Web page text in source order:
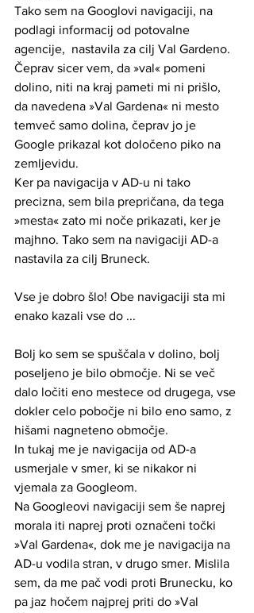
Tako sem na Googlovi navigaciji, na
podlagi informacij od potovalne
agencije,  nastavila za cilj Val Gardeno.
Čeprav sicer vem, da »val« pomeni
dolino, niti na kraj pameti mi ni prišlo,
da navedena »Val Gardena« ni mesto
temveč samo dolina, čeprav jo je
Google prikazal kot določeno piko na
zemljevidu.
Ker pa navigacija v AD-u ni tako
precizna, sem bila prepričana, da tega
»mesta« zato mi noče prikazati, ker je
majhno. Tako sem na navigaciji AD-a
nastavila za cilj Bruneck.
Vse je dobro šlo! Obe navigaciji sta mi
enako kazali vse do ...
Bolj ko sem se spuščala v dolino, bolj
poseljeno je bilo območje. Ni se več
dalo ločiti eno mestece od drugega, vse
dokler celo pobočje ni bilo eno samo, z
hišami nagneteno območje.
In tukaj me je navigacija od AD-a
usmerjale v smer, ki se nikakor ni
vjemala za Googleom.
Na Googleovi navigaciji sem še naprej
morala iti naprej proti označeni točki
»Val Gardena«, dok me je navigacija na
AD-u vodila stran, v drugo smer. Mislila
sem, da me pač vodi proti Brunecku, ko
pa jaz hočem najprej priti do »Val